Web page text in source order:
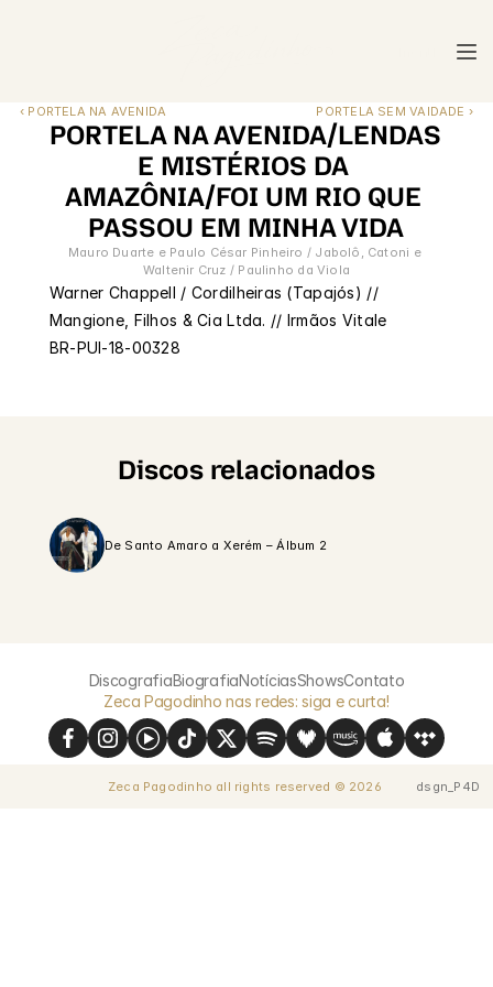
‹ PORTELA NA AVENIDA PORTELA SEM VAIDADE ›
PORTELA NA AVENIDA/LENDAS
E MISTÉRIOS DA
AMAZÔNIA/FOI UM RIO QUE
PASSOU EM MINHA VIDA
Mauro Duarte e Paulo César Pinheiro / Jabolô, Catoni e
Waltenir Cruz / Paulinho da Viola
Warner Chappell / Cordilheiras (Tapajós) //
Mangione, Filhos & Cia Ltda. // Irmãos Vitale
BR-PUI-18-00328
Discos relacionados
De Santo Amaro a Xerém – Álbum 2
DiscografiaBiografiaNotíciasShowsContato
Zeca Pagodinho nas redes: siga e curta!
Zeca Pagodinho all rights reserved © 2026 dsgn_P4D